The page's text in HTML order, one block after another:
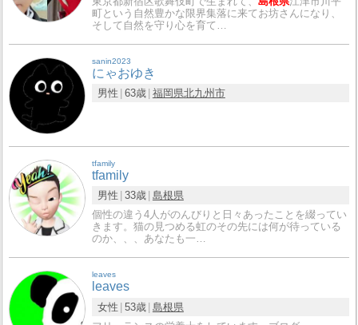
町という自然豊かな限界集落に来てお坊さんになり、
そして自然を守り心を育て…
sanin2023
にゃおゆき
男性 63歳 福岡県北九州市
tfamily
tfamily
男性 33歳 島根県
個性の違う4人がのんびりと日々あったことを綴ってい
きます。猫の見つめる虹のその先には何が待っている
のか、、、あなたも一…
leaves
leaves
女性 53歳 島根県